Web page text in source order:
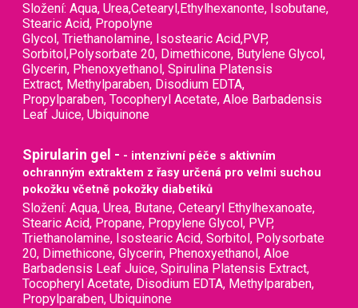
Složení: Aqua, Urea,Cetearyl,Ethylhexanonte, Isobutane,
Stearic Acid, Propolyne
Glycol, Triethanolamine, Isostearic Acid,PVP,
Sorbitol,Polysorbate 20, Dimethicone, Butylene Glycol,
Glycerin, Phenoxyethanol, Spirulina Platensis
Extract, Methylparaben, Disodium EDTA,
Propylparaben, Tocopheryl Acetate, Aloe Barbadensis
Leaf Juice, Ubiquinone
Spirularin gel - - intenzivní péče s aktivním
ochranným extraktem z řasy určená pro velmi suchou
pokožku včetně pokožky diabetiků
Složení: Aqua, Urea, Butane, Cetearyl Ethylhexanoate,
Stearic Acid, Propane, Propylene Glycol, PVP,
Triethanolamine, Isostearic Acid, Sorbitol, Polysorbate
20, Dimethicone, Glycerin, Phenoxyethanol, Aloe
Barbadensis Leaf Juice, Spirulina Platensis Extract,
Tocopheryl Acetate, Disodium EDTA, Methylparaben,
Propylparaben, Ubiquinone